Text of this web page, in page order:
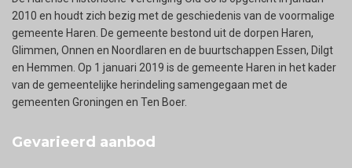
2010 en houdt zich bezig met de geschiedenis van de voormalige
gemeente Haren. De gemeente bestond uit de dorpen Haren,
Glimmen, Onnen en Noordlaren en de buurtschappen Essen, Dilgt
en Hemmen. Op 1 januari 2019 is de gemeente Haren in het kader
van de gemeentelijke herindeling samengegaan met de
gemeenten Groningen en Ten Boer.
Gevarieerd aanbod